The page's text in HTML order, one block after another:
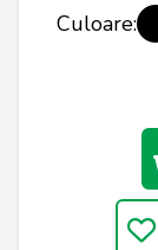
Culoare: